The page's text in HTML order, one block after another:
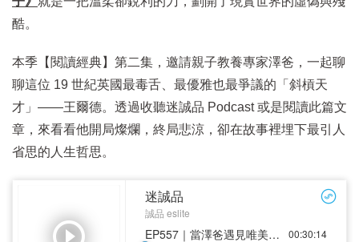
酷。
本季【閱讀經典】第二集，邀請親子教養專家澤爸，一起聊
聊這位 19 世紀英國最毒舌、最優雅也最爭議的「斜槓天
才」——王爾德。透過收聽迷誠品 Podcast 或是閱讀此篇文
章，來看看他開局燦爛，終局悲涼，卻在故事裡埋下最引人
省思的人生哲思。